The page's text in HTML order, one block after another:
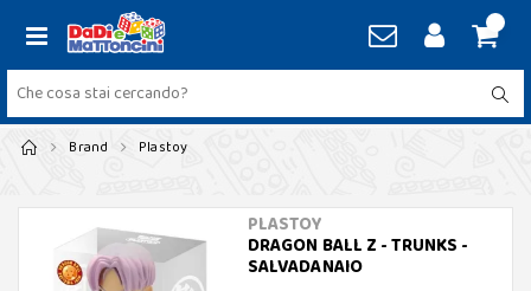
Brand Plastoy
PLASTOY
DRAGON BALL Z - TRUNKS -
SALVADANAIO